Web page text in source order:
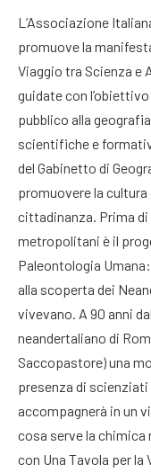
L’Associazione
promuove la
Viaggio tra Scienza
guidate con
pubblico alla
scientifiche e
del Gabinetto di
promuovere la cultura
cittadinanza. Prima
metropolitani è il
Paleontologia
alla scoperta dei
vivevano. A 90 anni
neandertaliano di
Saccopastore) una
presenza di
accompagnerà in un
cosa serve la
con Una Tavola per